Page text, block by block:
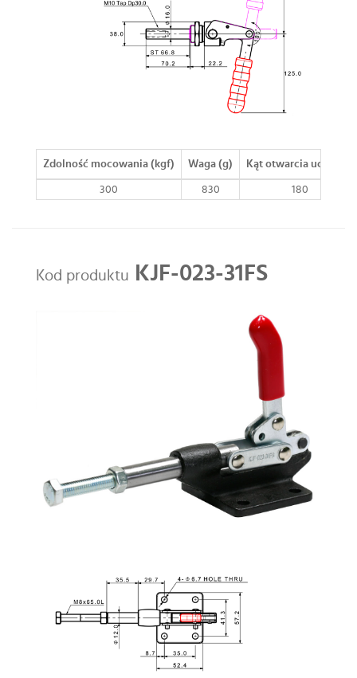
Zdolność mocowania (kgf) Waga (g) Kąt otwarcia uchwytu
300 830 180
Kod produktu KJF-023-31FS